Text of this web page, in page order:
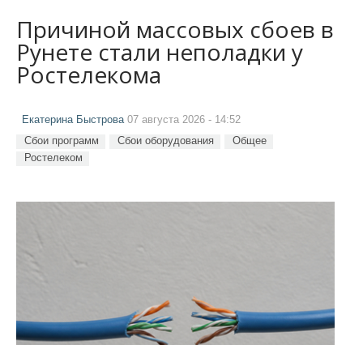
Причиной массовых сбоев в
Рунете стали неполадки у
Ростелекома
Екатерина Быстрова 07 августа 2026 - 14:52
Сбои программ Сбои оборудования
Общее
Ростелеком